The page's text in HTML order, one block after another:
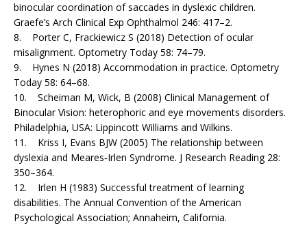
binocular coordination of saccades in dyslexic children.
Graefe’s Arch Clinical Exp Ophthalmol 246: 417–2.
8. Porter C, Frackiewicz S (2018) Detection of ocular
misalignment. Optometry Today 58: 74–79.
9. Hynes N (2018) Accommodation in practice. Optometry
Today 58: 64–68.
10. Scheiman M, Wick, B (2008) Clinical Management of
Binocular Vision: heterophoric and eye movements disorders.
Philadelphia, USA: Lippincott Williams and Wilkins.
11. Kriss I, Evans BJW (2005) The relationship between
dyslexia and Meares‐Irlen Syndrome. J Research Reading 28:
350–364.
12. Irlen H (1983) Successful treatment of learning
disabilities. The Annual Convention of the American
Psychological Association; Annaheim, California.